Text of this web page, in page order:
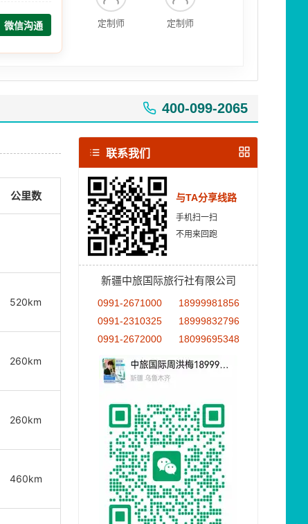
微信沟通 定制师 定制师
400-099-2065
公里数
520km
260km
260km
460km
联系我们
与TA分享线路
手机扫一扫
不用来回跑
新疆中旅国际旅行社有限公司
0991-2671000
18999981856
0991-2310325
18999832796
0991-2672000
18099695348